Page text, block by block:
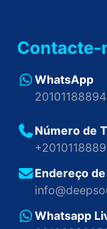
Contacte-
WhatsApp
Número de
Endereço
Whatsapp